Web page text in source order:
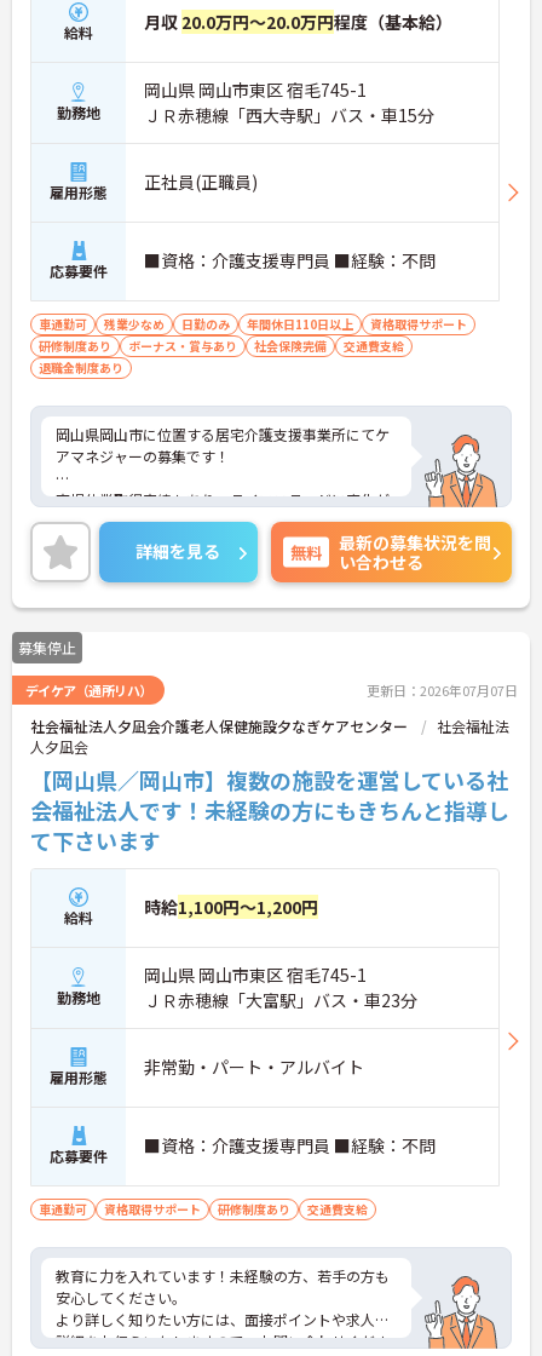
給料 月収 20.0万円～20.0万円程度（基本給）
勤務地
岡山県 岡山市東区 宿毛745-1
ＪＲ赤穂線「西大寺駅」バス・車15分
雇用形態 正社員(正職員)
応募要件 ■資格：介護支援専門員 ■経験：不問
車通勤可 残業少なめ 日勤のみ 年間休日110日以上
資格取得サポート
研修制度あり
ボーナス・賞与あり 社会保険完備
交通費支給
退職金制度あり
岡山県岡山市に位置する居宅介護支援事業所にてケ
アマネジャーの募集です！
育児休業取得実績もあり、ライフステージに変化が
あっても長くお勤めいただけます。
ご興味ある方には、面接対策ポイントなど、さらに
詳細をお話しいたしますのでお気軽にご相談くださ
い！
詳細を見る 無料
最新の募集状況を問
い合わせる
募集停止
デイケア（通所リハ） 更新日：2026年07月07日
社会福祉法人夕凪会介護老人保健施設夕なぎケアセンター
社会福祉法
人夕凪会
【岡山県／岡山市】複数の施設を運営している社
会福祉法人です！未経験の方にもきちんと指導し
て下さいます
給料 時給1,100円～1,200円
勤務地
岡山県 岡山市東区 宿毛745-1
ＪＲ赤穂線「大富駅」バス・車23分
雇用形態 非常勤・パート・アルバイト
応募要件 ■資格：介護支援専門員 ■経験：不問
車通勤可 資格取得サポート 研修制度あり 交通費支給
教育に力を入れています！未経験の方、若手の方も
安心してください。
より詳しく知りたい方には、面接ポイントや求人の
詳細をお伝えいたしますので、お問い合わせくださ